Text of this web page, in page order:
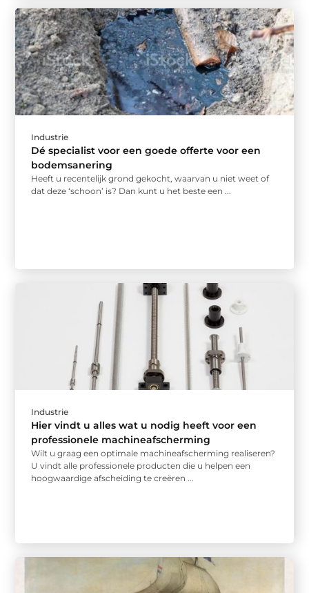
Industrie
Dé specialist voor een goede offerte voor een
bodemsanering
Heeft u recentelijk grond gekocht, waarvan u niet weet of
dat deze ‘schoon’ is? Dan kunt u het beste een ...
Industrie
Hier vindt u alles wat u nodig heeft voor een
professionele machineafscherming
Wilt u graag een optimale machineafscherming realiseren?
U vindt alle professionele producten die u helpen een
hoogwaardige afscheiding te creëren ...